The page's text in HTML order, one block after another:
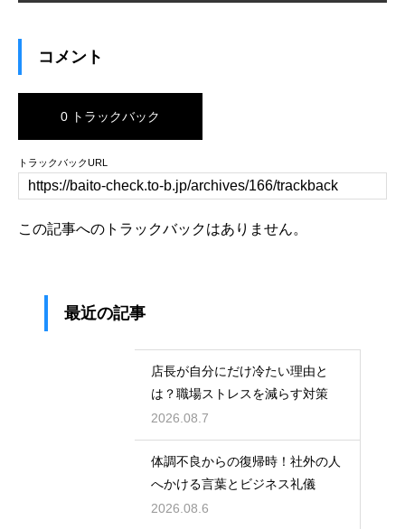
コメント
0 トラックバック
トラックバックURL
この記事へのトラックバックはありません。
最近の記事
店長が自分にだけ冷たい理由と
は？職場ストレスを減らす対策
2026.08.7
体調不良からの復帰時！社外の人
へかける言葉とビジネス礼儀
2026.08.6